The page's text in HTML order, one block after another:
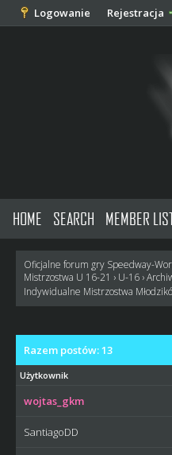
Logowanie Rejestracja
HOME SEARCH MEMBER
Oficjalne forum gry Speedway-
Mistrzostwa U 16-21 › U-16›
Indywidualne Mistrzostwa
Razem postów: 13
Użytkownik
wojtas_gkm
SantiagoDD